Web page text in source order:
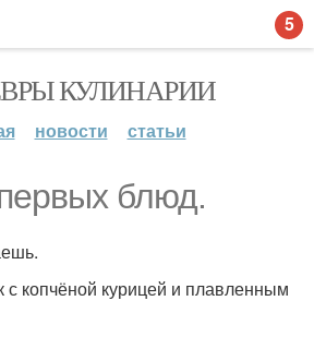
КУЛИНАРИИ
новости статьи
блюд.
с копчёной курицей и плавленным
5